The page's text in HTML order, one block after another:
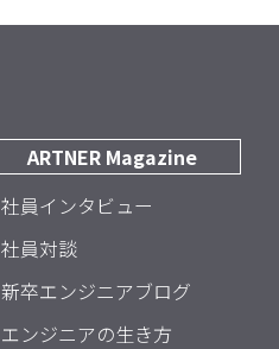
ARTNER Magazine
社員インタビュー
社員対談
新卒エンジニアブログ
エンジニアの生き方